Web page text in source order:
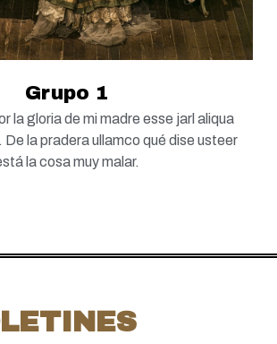
Grupo 1
la gloria de mi madre esse jarl aliqua
De la pradera ullamco qué dise usteer
la cosa muy malar.